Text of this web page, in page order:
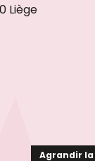
Liège
Agrandir